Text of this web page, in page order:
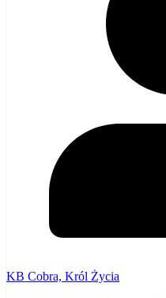
KB Cobra, Król Życia